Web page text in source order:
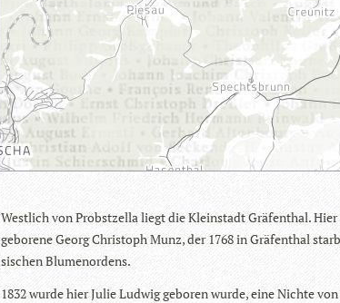
West­lich von Probst­zella liegt die Klein­stadt Grä­f­en­thal.
gebo­rene Georg Chris­toph Munz, der 1768 in Grä­f­en­thal
si­schen Blumenordens.
1832 wurde hier Julie Lud­wig gebo­ren wurde, eine Nichte